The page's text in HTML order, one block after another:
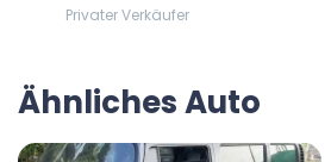
Privater Verkäufer
Ähnliches Auto